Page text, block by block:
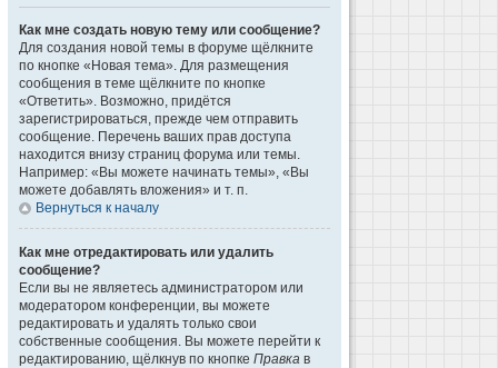
Как мне создать новую тему или сообщение?
Для создания новой темы в форуме щёлкните
по кнопке «Новая тема». Для размещения
сообщения в теме щёлкните по кнопке
«Ответить». Возможно, придётся
зарегистрироваться, прежде чем отправить
сообщение. Перечень ваших прав доступа
находится внизу страниц форума или темы.
Например: «Вы можете начинать темы», «Вы
можете добавлять вложения» и т. п.
Вернуться к началу
Как мне отредактировать или удалить
сообщение?
Если вы не являетесь администратором или
модератором конференции, вы можете
редактировать и удалять только свои
собственные сообщения. Вы можете перейти к
редактированию, щёлкнув по кнопке Правка в